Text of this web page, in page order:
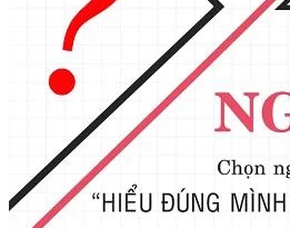
Cách Làm Bánh Âu
Cách Làm Bánh Kem
Cách Làm Bánh Mì
Cách Làm Bánh Trung Thu
Cách Làm Bánh Flan
Cách Làm Bánh Bao
Cách Làm Bánh Bông Lan
Cách Làm Bánh Su Kem
Cách làm bánh CupCake
Cách Làm Bánh Pizza
Cách làm bánh chay